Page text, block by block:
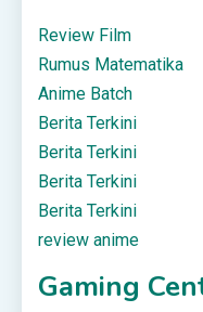
Review Film
Rumus Matematika
Anime Batch
Berita Terkini
Berita Terkini
Berita Terkini
Berita Terkini
review anime
Gaming